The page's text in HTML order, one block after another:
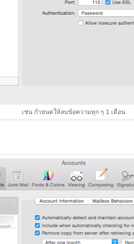
เช่น กำหนดให้ลบข้อความทุก ๆ 1 เดือน